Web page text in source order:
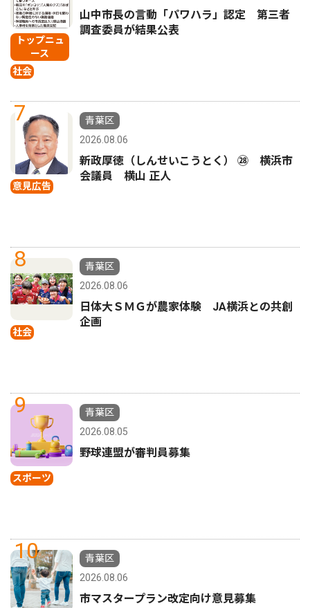
トップニュ
ース
社会
山中市長の言動「パワハラ」認定 第三者
調査委員が結果公表
7
意見広告
青葉区
2026.08.06
新政厚徳（しんせいこうとく） ㉘ 横浜市
会議員 横山 正人
8
社会
青葉区
2026.08.06
日体大ＳＭＧが農家体験 JA横浜との共創
企画
9
スポーツ
青葉区
2026.08.05
野球連盟が審判員募集
10
青葉区
2026.08.06
市マスタープラン改定向け意見募集